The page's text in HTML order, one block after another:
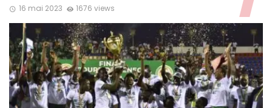
16 mai 2023 1676 views